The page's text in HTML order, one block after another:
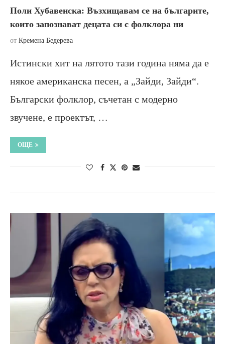
Поли Хубавенска: Възхищавам се на българите,
които запознават децата си с фолклора ни
от Кремена Бедерева
Истински хит на лятото тази година няма да е
някое американска песен, а „Зайди, Зайди“.
Български фолклор, съчетан с модерно
звучене, е проектът, …
ОЩЕ